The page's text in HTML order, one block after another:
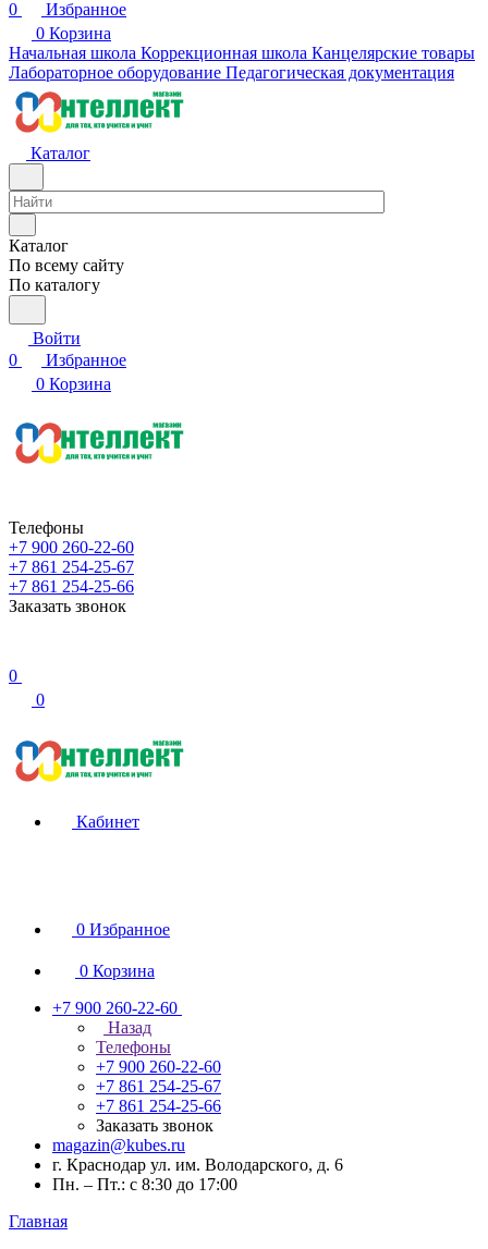
0
Избранное
0 Корзина
Начальная школа Коррекционная школа Канцелярские товары
Лабораторное оборудование Педагогическая документация
Каталог
Каталог
По всему сайту
По каталогу
Войти
0
Избранное
0 Корзина
Телефоны
+7 900 260-22-60
+7 861 254-25-67
+7 861 254-25-66
Заказать звонок
0
0
Кабинет
0 Избранное
0 Корзина
+7 900 260-22-60
Назад
Телефоны
+7 900 260-22-60
+7 861 254-25-67
+7 861 254-25-66
Заказать звонок
magazin@kubes.ru
г. Краснодар ул. им. Володарского, д. 6
Пн. – Пт.: с 8:30 до 17:00
Главная